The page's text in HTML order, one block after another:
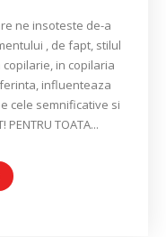
ne insoteste de-a
, de fapt, stilul
in copilaria
influenteaza
cele semnificative si
PENTRU TOATA...